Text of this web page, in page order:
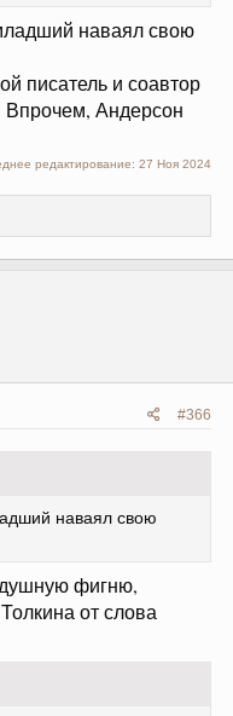
наваял свою
писатель и соавтор
Впрочем, Андерсон
редактирование: 27 Ноя 2024
#366
наваял свою
фигню,
от слова